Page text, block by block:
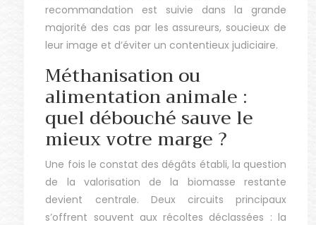
recommandation est suivie dans la grande
majorité des cas par les assureurs, soucieux de
leur image et d’éviter un contentieux judiciaire.
Méthanisation ou
alimentation animale :
quel débouché sauve le
mieux votre marge ?
Une fois le constat des dégâts établi, la question
de la valorisation de la biomasse restante
devient centrale. Deux circuits principaux
s’offrent souvent aux récoltes déclassées : la